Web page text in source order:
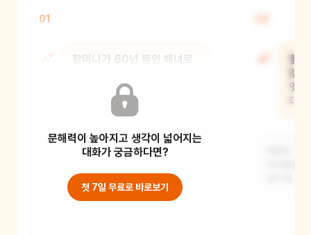
01
할머니가 60년 동안 해녀로
오랫동안 해녀 일을 했을까?
할머니에게 해녀 일은 단순한 직업이
아니라 삶의 일부가 되었을 것 같아요.
문해력이 높아지고 생각이 넓어지는
대화가 궁금하다면?
첫 7일 무료로 바로보기
할
않
엇
대
무서웠을